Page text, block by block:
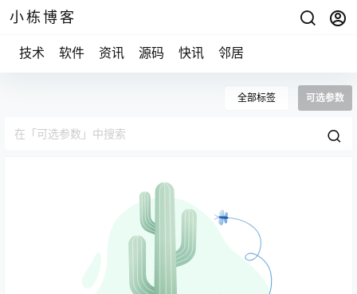
小栋博客
技术 软件 资讯 源码 快讯 邻居
全部标签 可选参数